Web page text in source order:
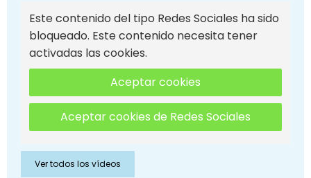
Este contenido del tipo Redes Sociales ha sido
bloqueado. Este contenido necesita tener
activadas las cookies.
Aceptar cookies
Aceptar cookies de Redes Sociales
Ver todos los vídeos